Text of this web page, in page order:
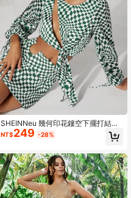
SHEINNeu 幾何印花鏤空下擺打結緞
面襯衫
NT$249 -28%